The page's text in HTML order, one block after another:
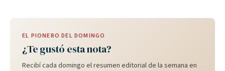
EL PIONERO DEL DOMINGO
¿Te gustó esta nota?
Recibí cada domingo el resumen editorial de la semana en